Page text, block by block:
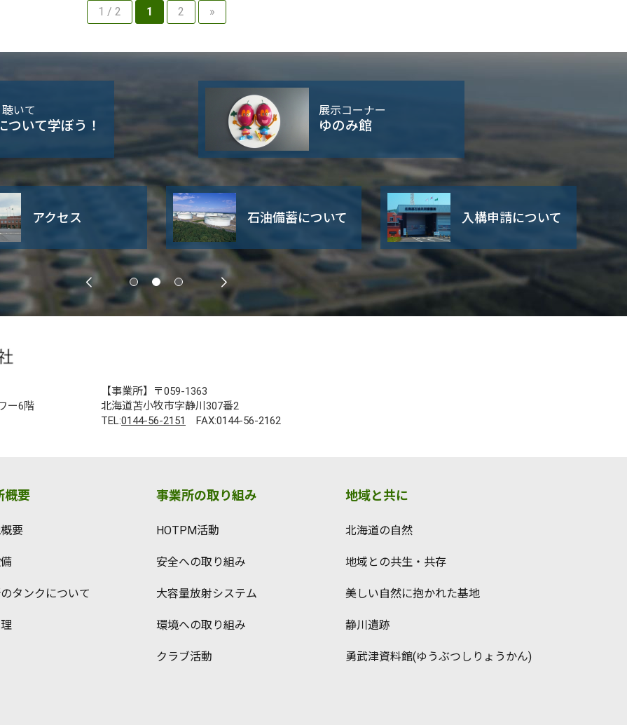
1 / 2 1 2 »
いて
ついて学ぼう！
展示コーナー
ゆのみ館
アクセス 石油備蓄について 入構申請について
ー6階
【事業所】〒059-1363
北海道苫小牧市字静川307番2
TEL:0144-56-2151 FAX:0144-56-2162
概要
要
タンクについて
事業所の取り組み
HOTPM活動
安全への取り組み
大容量放射システム
環境への取り組み
クラブ活動
地域と共に
北海道の自然
地域との共生・共存
美しい自然に抱かれた基地
静川遺跡
勇武津資料館(ゆうぶつしりょうかん)